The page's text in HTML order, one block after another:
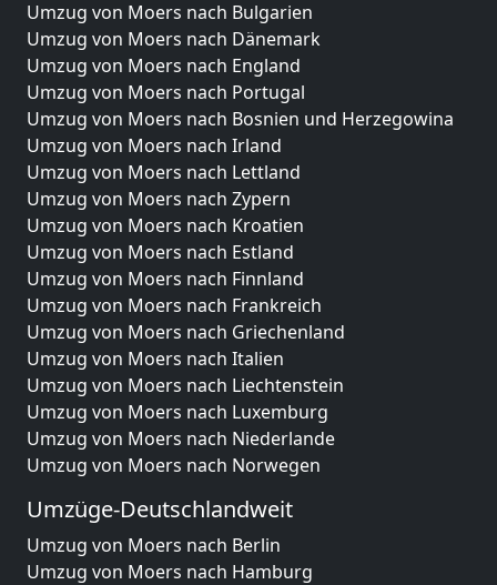
Umzug von Moers nach Bulgarien
Umzug von Moers nach Dänemark
Umzug von Moers nach England
Umzug von Moers nach Portugal
Umzug von Moers nach Bosnien und Herzegowina
Umzug von Moers nach Irland
Umzug von Moers nach Lettland
Umzug von Moers nach Zypern
Umzug von Moers nach Kroatien
Umzug von Moers nach Estland
Umzug von Moers nach Finnland
Umzug von Moers nach Frankreich
Umzug von Moers nach Griechenland
Umzug von Moers nach Italien
Umzug von Moers nach Liechtenstein
Umzug von Moers nach Luxemburg
Umzug von Moers nach Niederlande
Umzug von Moers nach Norwegen
Umzüge-Deutschlandweit
Umzug von Moers nach Berlin
Umzug von Moers nach Hamburg